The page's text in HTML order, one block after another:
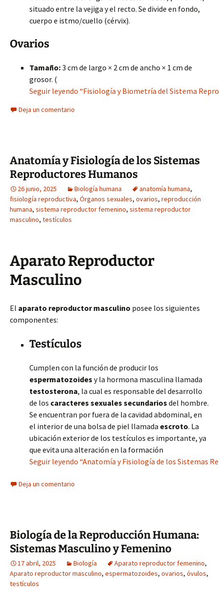
situado entre la vejiga y el recto. Se divide en fondo,
cuerpo e istmo/cuello (cérvix).
Ovarios
Tamaño:3 cm de largo × 2 cm de ancho × 1 cm de
grosor. (
Seguir leyendo “Fisiología y Biometría del Sistema
Deja un comentario
Anatomía y Fisiología de los Sistemas
Reproductores Humanos
26 junio, 2025 Biología humana anatomía humana,
fisiología reproductiva, Órganos sexuales, ovarios, reproducción
humana, sistema reproductor femenino, sistema reproductor
masculino, testículos
Aparato Reproductor
Masculino
El aparato reproductor masculino posee los siguientes
componentes:
Testículos
Cumplen con la función de producir los
espermatozoides y la hormona masculina llamada
testosterona, la cual es responsable del desarrollo
de los caracteres sexuales secundarios del hombre.
Se encuentran por fuera de la cavidad abdominal, en
el interior de una bolsa de piel llamada escroto. La
ubicación exterior de los testículos es importante, ya
que evita una alteración en la formación
Seguir leyendo “Anatomía y Fisiología de los Sistemas
Deja un comentario
Biología de la Reproducción Humana:
Sistemas Masculino y Femenino
17 abril, 2025 Biología Aparato reproductor femenino,
Aparato reproductor masculino, espermatozoides, ovarios, óvulos,
testículos